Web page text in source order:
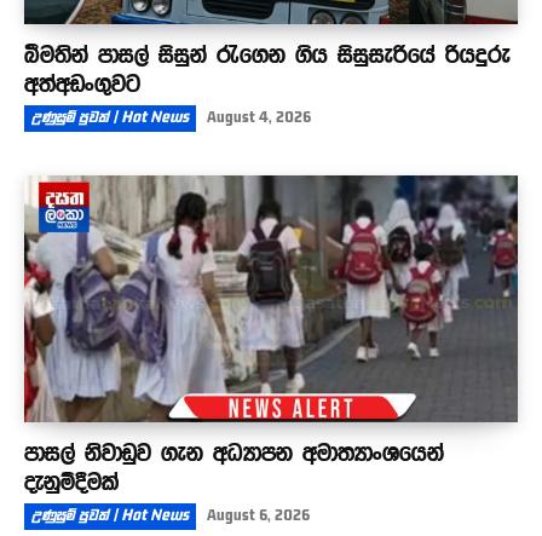
බීමතින් පාසල් සිසුන් රැගෙන ගිය සිසුසැරියේ රියදුරු
අත්අඩංගුවට
උණුසුම් පුවත් | Hot News August 4, 2026
පාසල් නිවාඩුව ගැන අධ්‍යාපන අමාත්‍යාංශයෙන්
දැනුම්දීමක්
උණුසුම් පුවත් | Hot News August 6, 2026